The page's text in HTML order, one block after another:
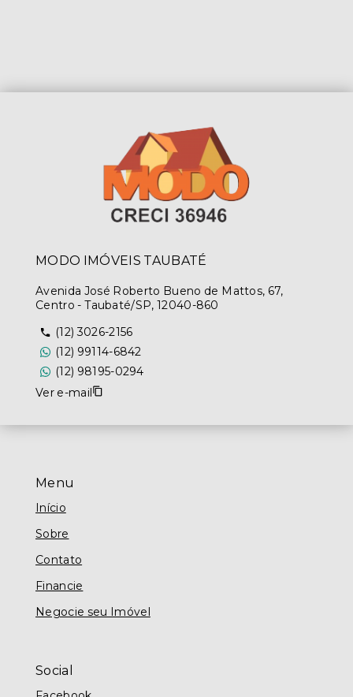
Menu
Início
Sobre
Contato
Financie
Negocie seu Imóvel
Social
MODO IMÓVEIS TAUBATÉ
Avenida José Roberto Bueno de Mattos, 67,
Centro - Taubaté/SP, 12040-860
(12) 3026-2156
(12) 99114-6842
(12) 98195-0294
Ver e-mail